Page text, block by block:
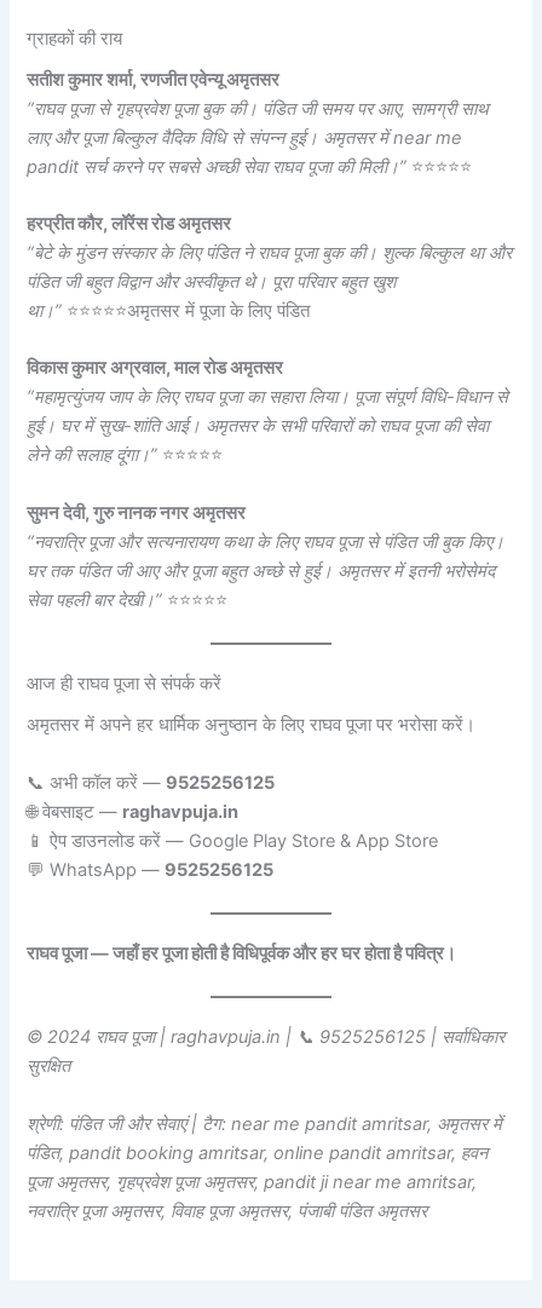
ग्राहकों की राय
सतीश कुमार शर्मा, रणजीत एवेन्यू अमृतसर
“राघव पूजा से गृहप्रवेश पूजा बुक की। पंडित जी समय पर आए, सामग्री साथ
लाए और पूजा बिल्कुल वैदिक विधि से संपन्न हुई। अमृतसर में near me
pandit सर्च करने पर सबसे अच्छी सेवा राघव पूजा की मिली।” ⭐⭐⭐⭐⭐
हरप्रीत कौर, लॉरेंस रोड अमृतसर
“बेटे के मुंडन संस्कार के लिए पंडित ने राघव पूजा बुक की। शुल्क बिल्कुल था और
पंडित जी बहुत विद्वान और अस्वीकृत थे। पूरा परिवार बहुत खुश
था।” ⭐⭐⭐⭐⭐अमृतसर में पूजा के लिए पंडित
विकास कुमार अग्रवाल, माल रोड अमृतसर
“महामृत्युंजय जाप के लिए राघव पूजा का सहारा लिया। पूजा संपूर्ण विधि-विधान से
हुई। घर में सुख-शांति आई। अमृतसर के सभी परिवारों को राघव पूजा की सेवा
लेने की सलाह दूंगा।” ⭐⭐⭐⭐⭐
सुमन देवी, गुरु नानक नगर अमृतसर
“नवरात्रि पूजा और सत्यनारायण कथा के लिए राघव पूजा से पंडित जी बुक किए।
घर तक पंडित जी आए और पूजा बहुत अच्छे से हुई। अमृतसर में इतनी भरोसेमंद
सेवा पहली बार देखी।” ⭐⭐⭐⭐⭐
आज ही राघव पूजा से संपर्क करें
अमृतसर में अपने हर धार्मिक अनुष्ठान के लिए राघव पूजा पर भरोसा करें।
📞 अभी कॉल करें — 9525256125
🌐 वेबसाइट — raghavpuja.in
📱 ऐप डाउनलोड करें — Google Play Store & App Store
💬 WhatsApp — 9525256125
राघव पूजा — जहाँ हर पूजा होती है विधिपूर्वक और हर घर होता है पवित्र।
© 2024 राघव पूजा | raghavpuja.in | 📞 9525256125 | सर्वाधिकार
सुरक्षित
श्रेणी: पंडित जी और सेवाएं | टैग: near me pandit amritsar, अमृतसर में
पंडित, pandit booking amritsar, online pandit amritsar, हवन
पूजा अमृतसर, गृहप्रवेश पूजा अमृतसर, pandit ji near me amritsar,
नवरात्रि पूजा अमृतसर, विवाह पूजा अमृतसर, पंजाबी पंडित अमृतसर